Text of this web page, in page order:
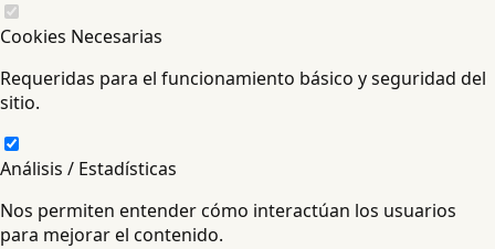
Cookies Necesarias
Requeridas para el funcionamiento básico y seguridad del
sitio.
Análisis / Estadísticas
Nos permiten entender cómo interactúan los usuarios
para mejorar el contenido.